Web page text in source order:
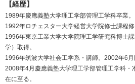
【経歴】
1989年慶應義塾大学理工学部管理工学科卒業。
1992年ロチェスター大学経営大学院修士課程修
1996年東京工業大学大学院理工学研究科博士
学）取得。
1996年筑波大学社会工学系・講師。2002年6月
2008年4月慶應義塾大学理工学部管理工学科・
在に至る。